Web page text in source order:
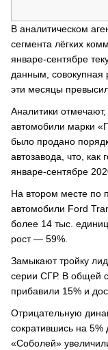
В аналитическом
сегмента лёгких
январе-сентябре
данным, совокупная
эти месяцы
Аналитики
автомобили марки
было продано
автозавода, что, как
январе-сентябре
На втором месте по
автомобили Ford
более 14 тыс.
рост — 59%.
Замыкают тройку
серии СГР. В общей
прибавили 15% и
Отрицательную
сократившись на
«Соболей»